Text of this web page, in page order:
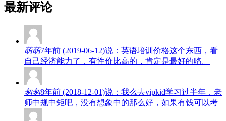
最新评论
萌萌7年前 (2019-06-12)说：英语培训价格这个东西，看
自己经济能力了，有性价比高的，肯定是最好的咯。
匆匆8年前 (2018-12-01)说：我么去vipkid学习过半年，老
师中规中矩吧，没有想象中的那么好，如果有钱可以考